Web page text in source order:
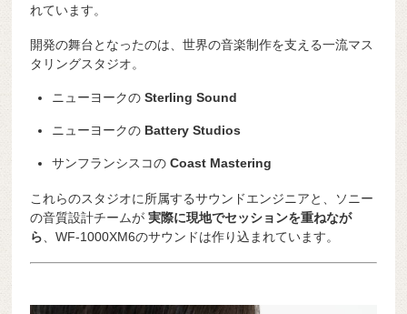
れています。
開発の舞台となったのは、世界の音楽制作を支える一流マス
タリングスタジオ。
ニューヨークのSterling Sound
ニューヨークの Battery Studios
サンフランシスコのCoast Mastering
これらのスタジオに所属するサウンドエンジニアと、ソニー
の音質設計チームが実際に現地でセッションを重ねなが
ら、WF-1000XM6のサウンドは作り込まれています。